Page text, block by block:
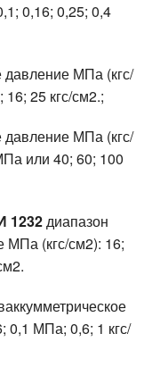
0,16; 0,25; 0,4
давление МПа (кгс/
25 кгс/см2.;
давление МПа (кгс/
или 40; 60; 100
1232диапазон
МПа (кгс/см2): 16;
0,1 МПа; 0,6; 1 кгс/